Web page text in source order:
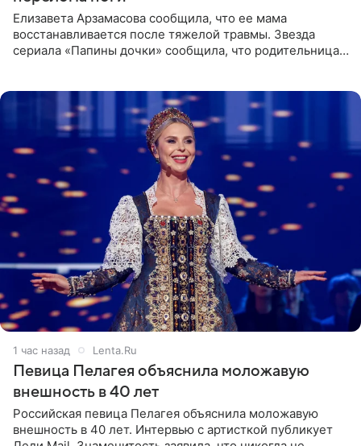
Елизавета Арзамасова сообщила, что ее мама
восстанавливается после тяжелой травмы. Звезда
сериала «Папины дочки» сообщила, что родительница
1 час назад Lenta.Ru
Певица Пелагея объяснила моложавую
внешность в 40 лет
Российская певица Пелагея объяснила моложавую
внешность в 40 лет. Интервью с артисткой публикует